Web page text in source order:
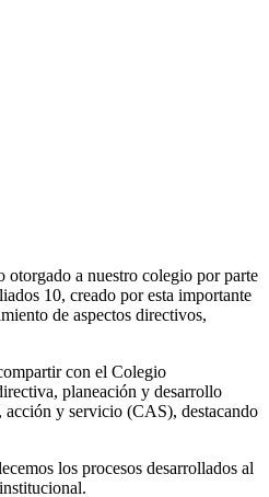
a nuestro colegio por parte
10, creado por esta importante
de aspectos directivos,
con el Colegio
planeación y desarrollo
acción y servicio (CAS), destacando
los procesos desarrollados al